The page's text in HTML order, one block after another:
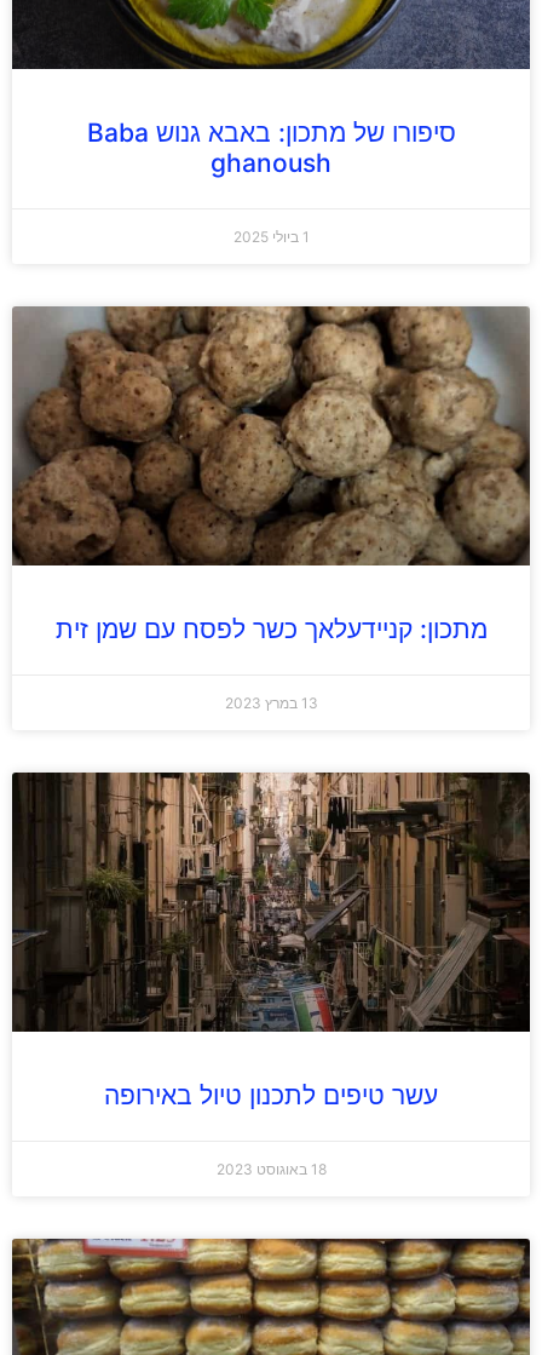
סיפורו של מתכון: באבא גנוש Baba
ghanoush
1 ביולי 2025
מתכון: קניידעלאך כשר לפסח עם שמן זית
13 במרץ 2023
עשר טיפים לתכנון טיול באירופה
18 באוגוסט 2023